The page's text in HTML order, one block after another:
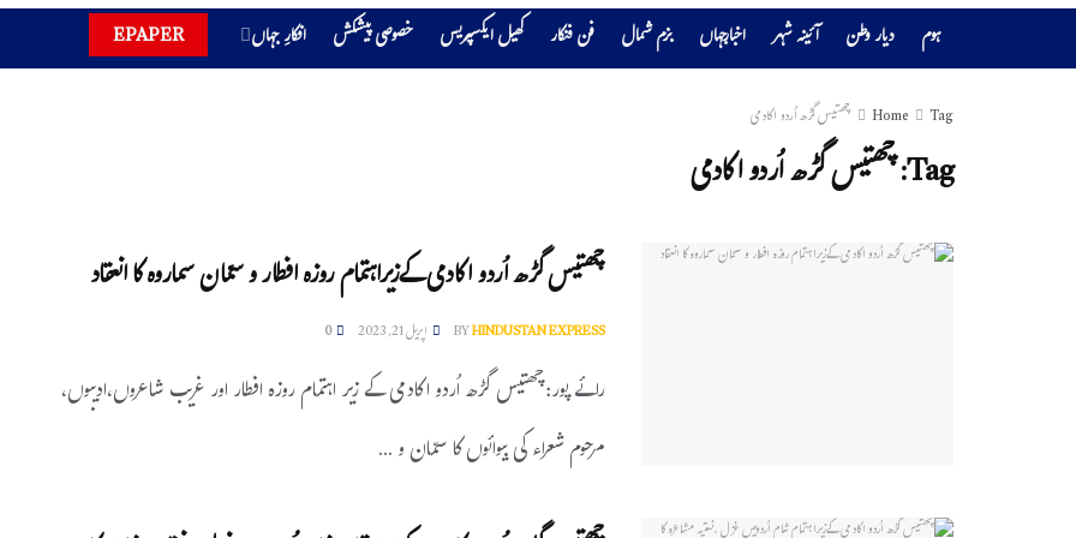
ہوم دیار وطن آئینہ شہر اخبارجہاں بزم شمال فن فنکار کھیل ایکسپریس خصوصی پیشکش افکارِ جہاں EPAPER
Home Tag چھتیس گڑھ اُردو اکادمی
Tag:چھتیس گڑھ اُردو اکادمی
چھتیس گڑھ اُردو اکادمی کےزیراہتمام روزہ افطار و سمّان سماروہ کا انعقاد
BYHINDUSTAN EXPRESS اپریل 21, 2023 0
رائے پور:چھتیس گڑھ اُردو اکادمی کے زیر اہتمام روزہ افطار اور غریب شاعروں،ادیبوں،
مرحوم شعراء کی بیوائوں کا سمّان و ...